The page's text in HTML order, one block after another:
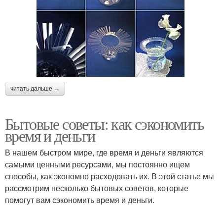
читать дальше →
Бытовые советы: как сэкономить
время и деньги
В нашем быстром мире, где время и деньги являются
самыми ценными ресурсами, мы постоянно ищем
способы, как экономно расходовать их. В этой статье мы
рассмотрим несколько бытовых советов, которые
помогут вам сэкономить время и деньги.